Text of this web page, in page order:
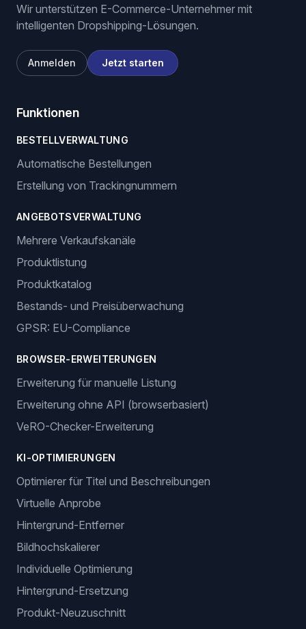
Wir unterstützen E-Commerce-Unternehmer mit
intelligenten Dropshipping-Lösungen.
Anmelden Jetzt starten
Funktionen
BESTELLVERWALTUNG
Automatische Bestellungen
Erstellung von Trackingnummern
ANGEBOTSVERWALTUNG
Mehrere Verkaufskanäle
Produktlistung
Produktkatalog
Bestands- und Preisüberwachung
GPSR: EU-Compliance
BROWSER-ERWEITERUNGEN
Erweiterung für manuelle Listung
Erweiterung ohne API (browserbasiert)
VeRO-Checker-Erweiterung
KI-OPTIMIERUNGEN
Optimierer für Titel und Beschreibungen
Virtuelle Anprobe
Hintergrund-Entferner
Bildhochskalierer
Individuelle Optimierung
Hintergrund-Ersetzung
Produkt-Neuzuschnitt